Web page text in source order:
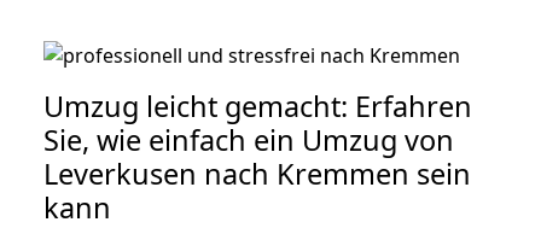
Umzug leicht gemacht: Erfahren
Sie, wie einfach ein Umzug von
Leverkusen nach Kremmen sein
kann